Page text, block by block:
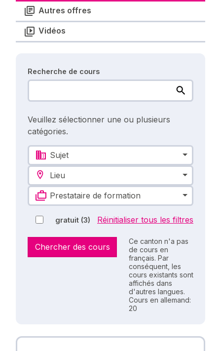
Autres offres
Vidéos
Recherche de cours
Veuillez sélectionner une ou plusieurs
catégories.
Sujet
Lieu
Prestataire de formation
gratuit (3) Réinitialiser tous les filtres
Chercher des cours
Ce canton n'a pas
de cours en
français. Par
conséquent, les
cours existants sont
affichés dans
d'autres langues.
Cours en allemand:
20